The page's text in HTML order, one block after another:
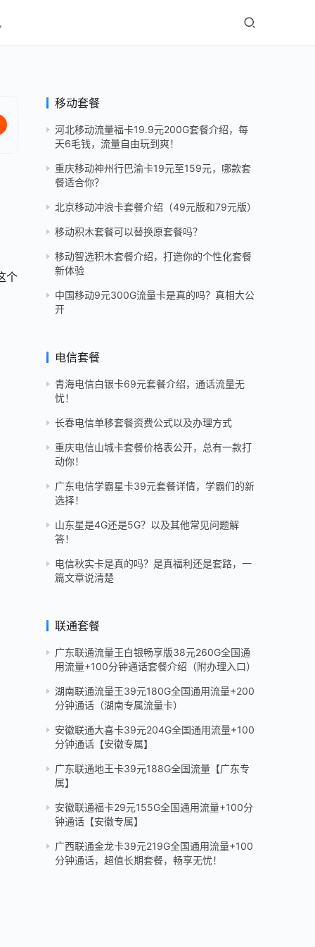
个
移动套餐
河北移动流量福卡19.9元200G套餐介绍，每
天6毛钱，流量自由玩到爽！
重庆移动神州行巴渝卡19元至159元，哪款套
餐适合你？
北京移动冲浪卡套餐介绍（49元版和79元版）
移动积木套餐可以替换原套餐吗？
移动智选积木套餐介绍，打造你的个性化套餐
新体验
中国移动9元300G流量卡是真的吗？真相大公
开
电信套餐
青海电信白银卡69元套餐介绍，通话流量无
忧！
长春电信单移套餐资费公式以及办理方式
重庆电信山城卡套餐价格表公开，总有一款打
动你！
广东电信学霸星卡39元套餐详情，学霸们的新
选择！
山东星是4G还是5G？以及其他常见问题解
答！
电信秋实卡是真的吗？是真福利还是套路，一
篇文章说清楚
联通套餐
广东联通流量王白银畅享版38元260G全国通
用流量+100分钟通话套餐介绍（附办理入口）
湖南联通流量王39元180G全国通用流量+200
分钟通话（湖南专属流量卡）
安徽联通大喜卡39元204G全国通用流量+100
分钟通话【安徽专属】
广东联通地王卡39元188G全国流量【广东专
属】
安徽联通福卡29元155G全国通用流量+100分
钟通话【安徽专属】
广西联通金龙卡39元219G全国通用流量+100
分钟通话，超值长期套餐，畅享无忧！